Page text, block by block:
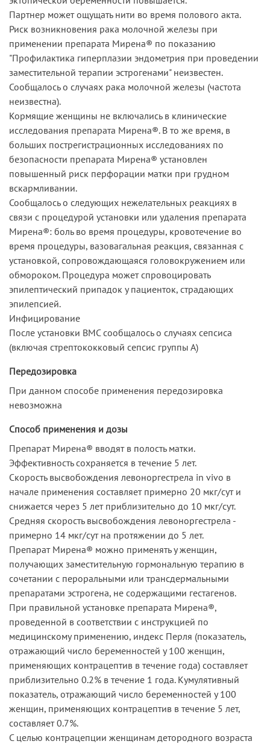
Партнер может ощущать нити во время полового акта.
Риск возникновения рака молочной железы при
применении препарата Мирена® по показанию
"Профилактика гиперплазии эндометрия при проведении
заместительной терапии эстрогенами" неизвестен.
Сообщалось о случаях рака молочной железы (частота
неизвестна).
Кормящие женщины не включались в клинические
исследования препарата Мирена®. В то же время, в
больших пострегистрационных исследованиях по
безопасности препарата Мирена® установлен
повышенный риск перфорации матки при грудном
вскармливании.
Сообщалось о следующих нежелательных реакциях в
связи с процедурой установки или удаления препарата
Мирена®: боль во время процедуры, кровотечение во
время процедуры, вазовагальная реакция, связанная с
установкой, сопровождающаяся головокружением или
обмороком. Процедура может спровоцировать
эпилептический припадок у пациенток, страдающих
эпилепсией.
Инфицирование
После установки ВМС сообщалось о случаях сепсиса
(включая стрептококковый сепсис группы А)
Передозировка
При данном способе применения передозировка
невозможна
Способ применения и дозы
Препарат Мирена® вводят в полость матки.
Эффективность сохраняется в течение 5 лет.
Скорость высвобождения левоноргестрела in vivo в
начале применения составляет примерно 20 мкг/сут и
снижается через 5 лет приблизительно до 10 мкг/сут.
Средняя скорость высвобождения левоноргестрела -
примерно 14 мкг/сут на протяжении до 5 лет.
Препарат Мирена® можно применять у женщин,
получающих заместительную гормональную терапию в
сочетании с пероральными или трансдермальными
препаратами эстрогена, не содержащими гестагенов.
При правильной установке препарата Мирена®,
проведенной в соответствии с инструкцией по
медицинскому применению, индекс Перля (показатель,
отражающий число беременностей у 100 женщин,
применяющих контрацептив в течение года) составляет
приблизительно 0.2% в течение 1 года. Кумулятивный
показатель, отражающий число беременностей у 100
женщин, применяющих контрацептив в течение 5 лет,
составляет 0.7%.
С целью контрацепции женщинам детородного возраста